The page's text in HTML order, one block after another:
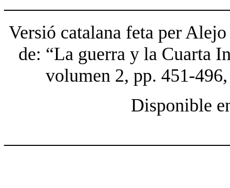
Versió catalana feta per
de: “La guerra y la Cuarta
volumen 2, pp. 451-
Disponible